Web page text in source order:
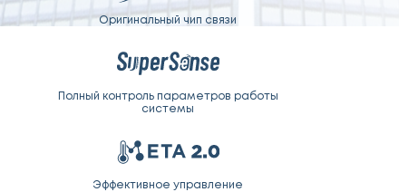
Оригинальный чип связи
Полный контроль параметров работы
системы
Эффективное управление